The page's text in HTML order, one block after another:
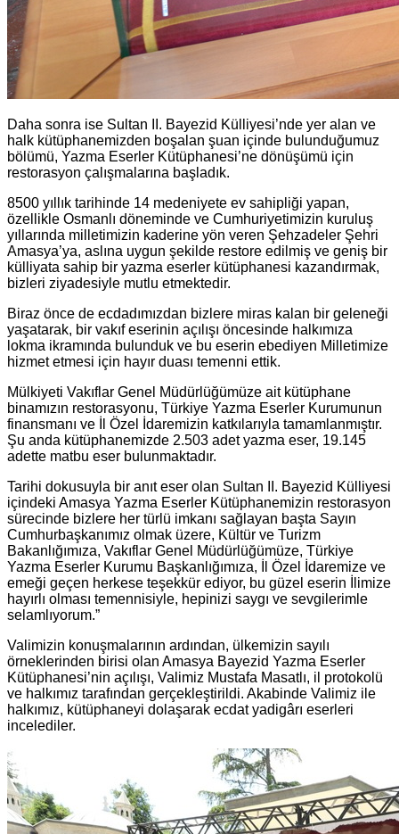
Daha sonra ise Sultan II. Bayezid Külliyesi’nde yer alan ve
halk kütüphanemizden boşalan şuan içinde bulunduğumuz
bölümü, Yazma Eserler Kütüphanesi’ne dönüşümü için
restorasyon çalışmalarına başladık.
8500 yıllık tarihinde 14 medeniyete ev sahipliği yapan,
özellikle Osmanlı döneminde ve Cumhuriyetimizin kuruluş
yıllarında milletimizin kaderine yön veren Şehzadeler Şehri
Amasya’ya, aslına uygun şekilde restore edilmiş ve geniş bir
külliyata sahip bir yazma eserler kütüphanesi kazandırmak,
bizleri ziyadesiyle mutlu etmektedir.
Biraz önce de ecdadımızdan bizlere miras kalan bir geleneği
yaşatarak, bir vakıf eserinin açılışı öncesinde halkımıza
lokma ikramında bulunduk ve bu eserin ebediyen Milletimize
hizmet etmesi için hayır duası temenni ettik.
Mülkiyeti Vakıflar Genel Müdürlüğümüze ait kütüphane
binamızın restorasyonu, Türkiye Yazma Eserler Kurumunun
finansmanı ve İl Özel İdaremizin katkılarıyla tamamlanmıştır.
Şu anda kütüphanemizde 2.503 adet yazma eser, 19.145
adette matbu eser bulunmaktadır.
Tarihi dokusuyla bir anıt eser olan Sultan II. Bayezid Külliyesi
içindeki Amasya Yazma Eserler Kütüphanemizin restorasyon
sürecinde bizlere her türlü imkanı sağlayan başta Sayın
Cumhurbaşkanımız olmak üzere, Kültür ve Turizm
Bakanlığımıza, Vakıflar Genel Müdürlüğümüze, Türkiye
Yazma Eserler Kurumu Başkanlığımıza, İl Özel İdaremize ve
emeği geçen herkese teşekkür ediyor, bu güzel eserin İlimize
hayırlı olması temennisiyle, hepinizi saygı ve sevgilerimle
selamlıyorum.”
Valimizin konuşmalarının ardından, ülkemizin sayılı
örneklerinden birisi olan Amasya Bayezid Yazma Eserler
Kütüphanesi’nin açılışı, Valimiz Mustafa Masatlı, il protokolü
ve halkımız tarafından gerçekleştirildi. Akabinde Valimiz ile
halkımız, kütüphaneyi dolaşarak ecdat yadigârı eserleri
incelediler.